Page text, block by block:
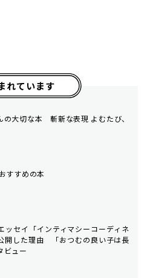
れています
の大切な本 斬新な表現 よむたび、
すすめの本
ッセイ「インティマシーコーディネ
開した理由 「おつむの良い子は長
ビュー